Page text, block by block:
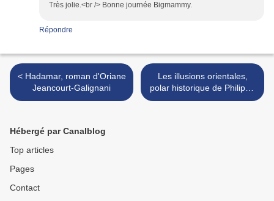
Très jolie.<br /> Bonne journée Bigmammy.
Répondre
< Hadamar, roman d'Oriane
Jeancourt-Galignani
Les illusions orientales,
polar historique de Philippe
Gandcoing - relecture >
Hébergé par Canalblog
Top articles
Pages
Contact